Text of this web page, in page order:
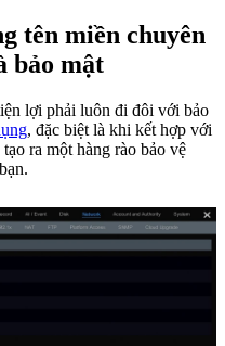
tên miền chuyên
bảo mật
lợi phải luôn đi đôi với bảo
, đặc biệt là khi kết hợp với
ra một hàng rào bảo vệ